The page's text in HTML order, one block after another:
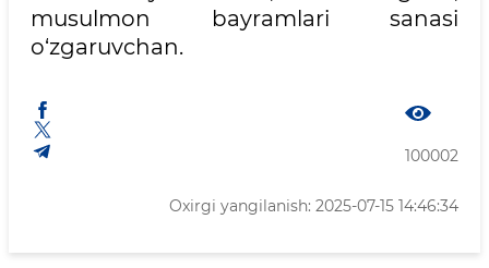
musulmon bayramlari sanasi
o‘zgaruvchan.
100002
Oxirgi yangilanish: 2025-07-15 14:46:34